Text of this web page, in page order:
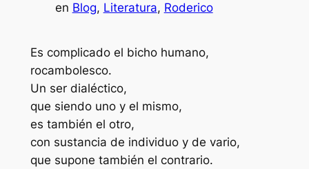
en Blog, Literatura, Roderico
Es complicado el bicho humano,
rocambolesco.
Un ser dialéctico,
que siendo uno y el mismo,
es también el otro,
con sustancia de individuo y de vario,
que supone también el contrario.